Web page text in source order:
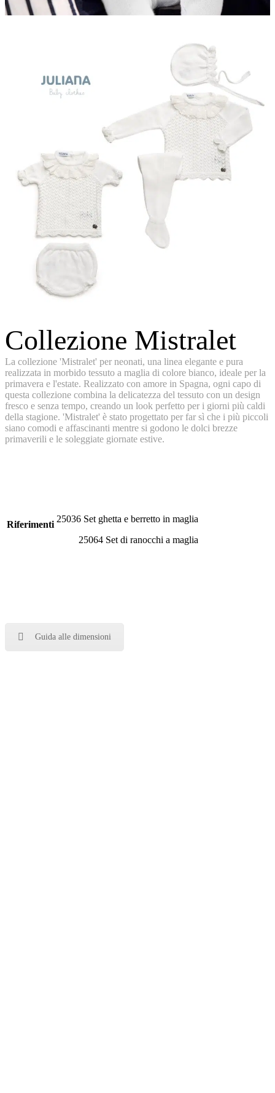
Collezione Mistralet
La collezione 'Mistralet' per neonati, una linea elegante e pura
realizzata in morbido tessuto a maglia di colore bianco, ideale per la
primavera e l'estate. Realizzato con amore in Spagna, ogni capo di
questa collezione combina la delicatezza del tessuto con un design
fresco e senza tempo, creando un look perfetto per i giorni più caldi
della stagione. 'Mistralet' è stato progettato per far sì che i più piccoli
siano comodi e affascinanti mentre si godono le dolci brezze
primaverili e le soleggiate giornate estive.
Riferimenti
25036 Set ghetta e berretto in maglia
25064 Set di ranocchi a maglia
Guida alle dimensioni